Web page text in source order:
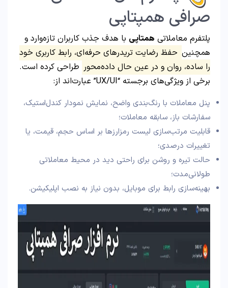
صرافی همپتاپی
پلتفرم معاملاتی همتاپی با هدف جذب کاربران تازه‌وارد و
همچنین حفظ رضایت تریدرهای حرفه‌ای، رابط کاربری خود
را ساده، روان و در عین حال داده‌محور طراحی کرده است.
برخی از ویژگی‌های برجسته “UX/UI” عبارت‌اند از:
پنل معاملات با رنگ‌بندی واضح، نمایش نمودار کندل‌استیک،
سفارشات باز، سابقه معاملات؛
قابلیت مرتب‌سازی لیست رمزارزها بر اساس حجم، قیمت، یا
تغییرات درصدی؛
حالت تیره و روشن برای راحتی دید در محیط معاملاتی
طولانی‌مدت؛
بهینه‌سازی رابط برای موبایل، بدون نیاز به نصب اپلیکیشن.